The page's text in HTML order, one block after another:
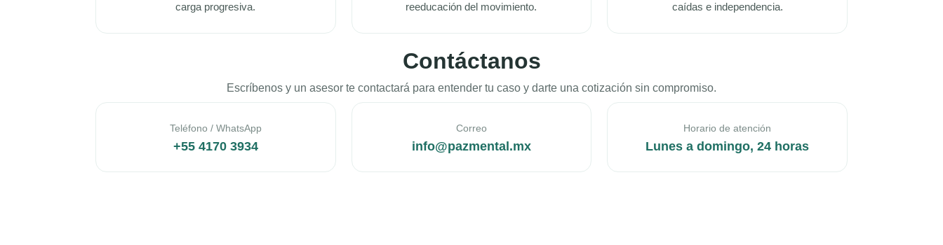
carga progresiva.
reeducación del movimiento.
caídas e independencia.
Contáctanos
Escríbenos y un asesor te contactará para entender tu caso y darte una cotización sin compromiso.
Teléfono / WhatsApp
+55 4170 3934
Correo
info@pazmental.mx
Horario de atención
Lunes a domingo, 24 horas